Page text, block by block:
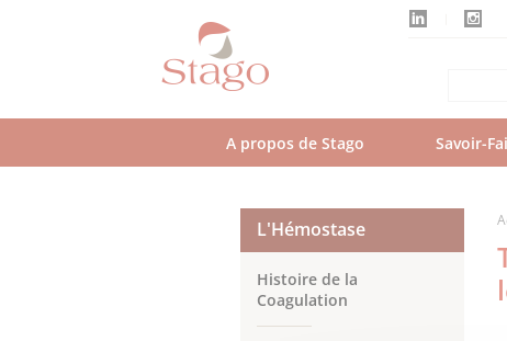
A propos de Stago Savoir-
L'Hémostase
Histoire de la
Coagulation